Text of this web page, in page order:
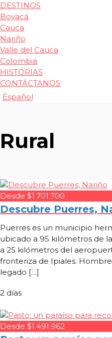
DESTINOS
Boyacá
Cauca
Nariño
Valle del Cauca
Colombia
HISTORIAS
CONTÁCTANOS
Español
Rural
Desde $1.701.700
Descubre Puerres,
Puerres es un municipio
ubicado a 95 kilómetros de
a 25 kilómetros del
fronteriza de Ipiales.
legado […]
2 días
Desde $1.491.962